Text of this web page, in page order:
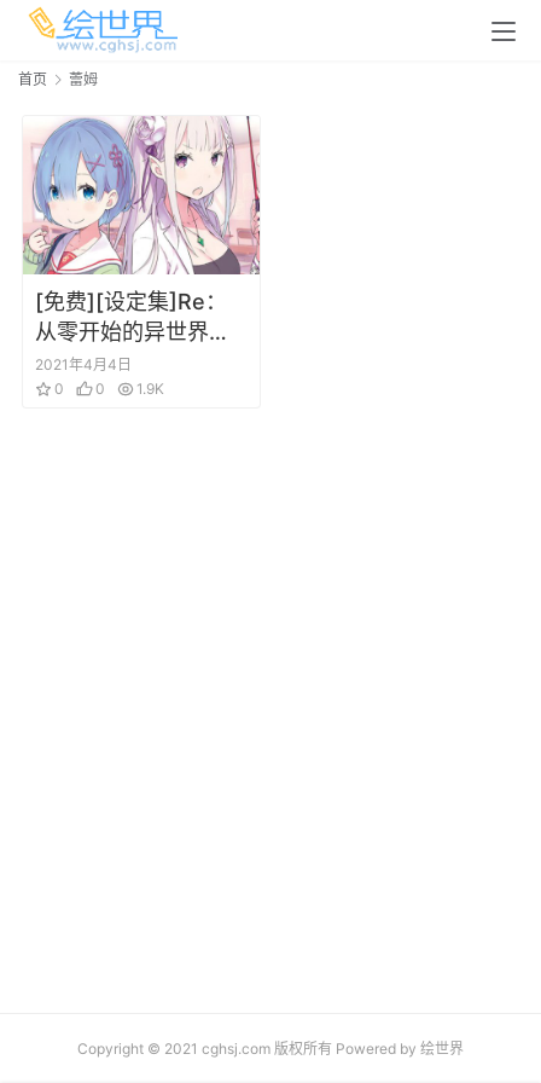
首页 蕾姆
[免费][设定集]Re：
从零开始的异世界生
活公式书 角色设定集
2021年4月4日
0
0 1.9K
Copyright © 2021 cghsj.com 版权所有 Powered by 绘世界